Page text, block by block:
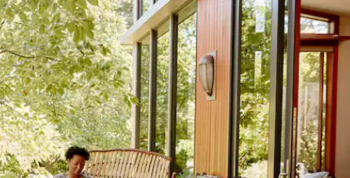
vers le bas pour les parcourir ou en appuyant et en faisant glisser.